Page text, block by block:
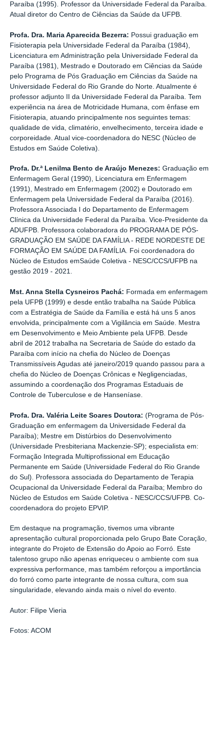
Paraíba (1995). Professor da Universidade Federal da Paraíba.
Atual diretor do Centro de Ciências da Saúde da UFPB.
Profa. Dra. Maria Aparecida Bezerra: Possui graduação em
Fisioterapia pela Universidade Federal da Paraíba (1984),
Licenciatura em Administração pela Universidade Federal da
Paraíba (1981), Mestrado e Doutorado em Ciências da Saúde
pelo Programa de Pós Graduação em Ciências da Saúde na
Universidade Federal do Rio Grande do Norte. Atualmente é
professor adjunto II da Universidade Federal da Paraíba. Tem
experiência na área de Motricidade Humana, com ênfase em
Fisioterapia, atuando principalmente nos seguintes temas:
qualidade de vida, climatério, envelhecimento, terceira idade e
corporeidade. Atual vice-coordenadora do NESC (Núcleo de
Estudos em Saúde Coletiva).
Profa. Dr.ª Lenilma Bento de Araújo Menezes: Graduação em
Enfermagem Geral (1990), Licenciatura em Enfermagem
(1991), Mestrado em Enfermagem (2002) e Doutorado em
Enfermagem pela Universidade Federal da Paraíba (2016).
Professora Associada I do Departamento de Enfermagem
Clínica da Universidade Federal da Paraíba. Vice-Presidente da
ADUFPB. Professora colaboradora do PROGRAMA DE PÓS-
GRADUAÇÃO EM SAÚDE DA FAMÍLIA - REDE NORDESTE DE
FORMAÇÃO EM SAÚDE DA FAMÍLIA. Foi coordenadora do
Núcleo de Estudos emSaúde Coletiva - NESC/CCS/UFPB na
gestão 2019 - 2021.
Mst. Anna Stella Cysneiros Pachá: Formada em enfermagem
pela UFPB (1999) e desde então trabalha na Saúde Pública
com a Estratégia de Saúde da Família e está há uns 5 anos
envolvida, principalmente com a Vigilância em Saúde. Mestra
em Desenvolvimento e Meio Ambiente pela UFPB. Desde
abril de 2012 trabalha na Secretaria de Saúde do estado da
Paraíba com início na chefia do Núcleo de Doenças
Transmissíveis Agudas até janeiro/2019 quando passou para a
chefia do Núcleo de Doenças Crônicas e Negligenciadas,
assumindo a coordenação dos Programas Estaduais de
Controle de Tuberculose e de Hanseníase.
Profa. Dra. Valéria Leite Soares Doutora: (Programa de Pós-
Graduação em enfermagem da Universidade Federal da
Paraíba); Mestre em Distúrbios do Desenvolvimento
(Universidade Presbiteriana Mackenzie-SP); especialista em:
Formação Integrada Multiprofissional em Educação
Permanente em Saúde (Universidade Federal do Rio Grande
do Sul). Professora associada do Departamento de Terapia
Ocupacional da Universidade Federal da Paraíba; Membro do
Núcleo de Estudos em Saúde Coletiva - NESC/CCS/UFPB. Co-
coordenadora do projeto EPVIP.
Em destaque na programação, tivemos uma vibrante
apresentação cultural proporcionada pelo Grupo Bate Coração,
integrante do Projeto de Extensão do Apoio ao Forró. Este
talentoso grupo não apenas enriqueceu o ambiente com sua
expressiva performance, mas também reforçou a importância
do forró como parte integrante de nossa cultura, com sua
singularidade, elevando ainda mais o nível do evento.
Autor: Filipe Vieria
Fotos: ACOM